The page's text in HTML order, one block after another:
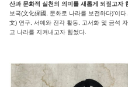
산과 문화적 실천의 의미를 새롭게 되짚고자
보국(文化保國, 문화로 나라를 보전하다)’이
文) 연구, 서예와 전각 활동, 고서화 및 금석
고 나라를 지켜내고자 힘썼다.